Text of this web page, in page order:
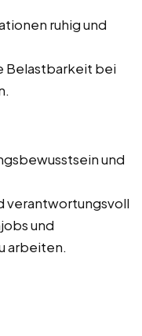
ruhig und
Belastbarkeit bei
und
verantwortungsvoll
und
arbeiten.